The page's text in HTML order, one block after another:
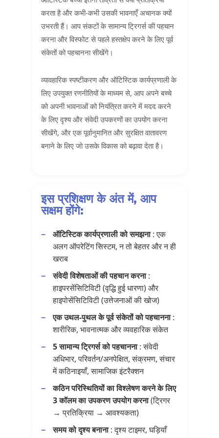
करता है और कभी-कभी उसकी भावनाएँ अचानक क्यों
उभरती हैं। आप संकटों के सामान्य ट्रिगर्स की पहचान
करना और विस्फोट से पहले हस्तक्षेप करने के लिए पूर्व
संकेतों को पहचानना सीखेंगे।
व्यावहारिक स्पष्टीकरण और ऑटिस्टिक कार्यप्रणाली के
लिए उपयुक्त रणनीतियों के माध्यम से, आप अपने बच्चे
को अपनी भावनाओं को नियंत्रित करने में मदद करने
के लिए दृश्य और संवेदी उपकरणों का उपयोग करना
सीखेंगे, और एक पूर्वानुमानित और सुरक्षित वातावरण
बनाने के लिए जो उसके विकास को बढ़ावा देता है।
इस प्रशिक्षण के अंत में, आप
सक्षम होंगे:
ऑटिस्टिक कार्यप्रणाली को समझना: एक
अलग ऑपरेटिंग सिस्टम, न तो बेहतर और न ही
खराब
संवेदी विशेषताओं की पहचान करना:
हाइपरसेंसिटिविटी (वृद्धि हुई धारणा) और
हाइपोसेंसिटिविटी (उत्तेजनाओं की खोज)
एक उथल-पुथल के पूर्व संकेतों को पहचानना:
शारीरिक, भावनात्मक और व्यवहारिक संकेत
5 सामान्य ट्रिगर्स को पहचानना: संवेदी
अधिभार, परिवर्तन/अनपेक्षित, संक्रमण, संचार
में कठिनाइयाँ, सामाजिक इंटरैक्शन
कठिन परिस्थितियों का विश्लेषण करने के लिए
3 कॉलम का उपकरण उपयोग करना(ट्रिगर
→ प्रतिक्रिया → आवश्यकता)
समय को दृश्य बनाना: दृश्य टाइमर, घड़ियाँ